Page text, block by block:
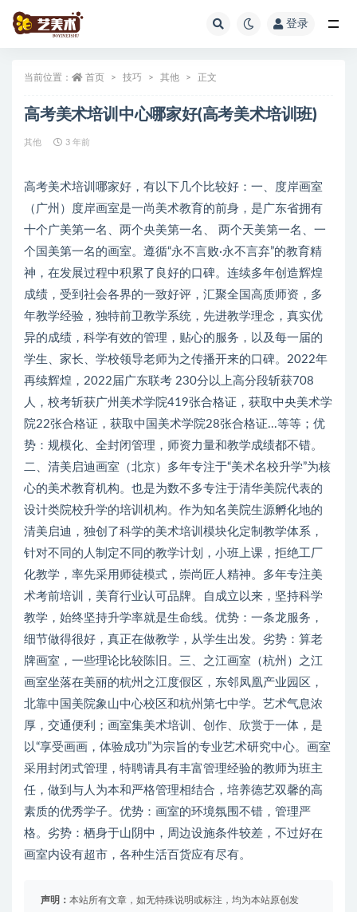
登录
当前位置： 首页 技巧 其他 正文
高考美术培训中心哪家好(高考美术培训班)
其他 3 年前
高考美术培训哪家好，有以下几个比较好：一、度岸画室
（广州）度岸画室是一尚美术教育的前身，是广东省拥有
十个广美第一名、两个央美第一名、 两个天美第一名、一
个国美第一名的画室。遵循“永不言败·永不言弃”的教育精
神，在发展过程中积累了良好的口碑。连续多年创造辉煌
成绩，受到社会各界的一致好评，汇聚全国高质师资，多
年教学经验，独特前卫教学系统，先进教学理念，真实优
异的成绩，科学有效的管理，贴心的服务，以及每一届的
学生、家长、学校领导老师为之传播开来的口碑。2022年
再续辉煌，2022届广东联考 230分以上高分段斩获708
人，校考斩获广州美术学院419张合格证，获取中央美术学
院22张合格证，获取中国美术学院28张合格证...等等；优
势：规模化、全封闭管理，师资力量和教学成绩都不错。
二、清美启迪画室（北京）多年专注于“美术名校升学”为核
心的美术教育机构。也是为数不多专注于清华美院代表的
设计类院校升学的培训机构。作为知名美院生源孵化地的
清美启迪，独创了科学的美术培训模块化定制教学体系，
针对不同的人制定不同的教学计划，小班上课，拒绝工厂
化教学，率先采用师徒模式，崇尚匠人精神。多年专注美
术考前培训，美育行业认可品牌。自成立以来，坚持科学
教学，始终坚持升学率就是生命线。优势：一条龙服务，
细节做得很好，真正在做教学，从学生出发。劣势：算老
牌画室，一些理论比较陈旧。三、之江画室（杭州）之江
画室坐落在美丽的杭州之江度假区，东邻凤凰产业园区，
北靠中国美院象山中心校区和杭州第七中学。艺术气息浓
厚，交通便利；画室集美术培训、创作、欣赏于一体，是
以“享受画画，体验成功”为宗旨的专业艺术研究中心。画室
采用封闭式管理，特聘请具有丰富管理经验的教师为班主
任，做到与人为本和严格管理相结合，培养德艺双馨的高
素质的优秀学子。优势：画室的环境氛围不错，管理严
格。劣势：栖身于山阴中，周边设施条件较差，不过好在
画室内设有超市，各种生活百货应有尽有。
声明： 本站所有文章，如无特殊说明或标注，均为本站原创发